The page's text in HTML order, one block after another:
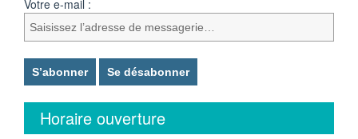
Votre e-mail :
Horaire ouverture